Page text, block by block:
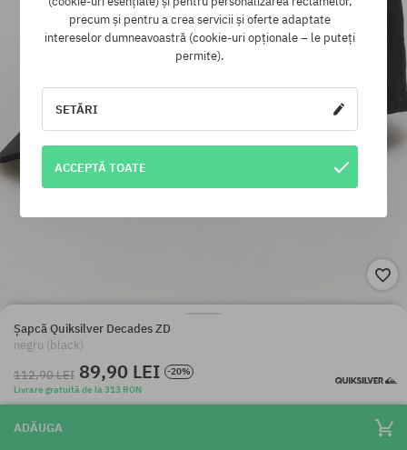
Șapcă Quiksilver Decades ZD
negru (black)
112,90 LEI 89,90 LEI
-20%
Livrare gratuită de la 313 RON
ADĂUGA
precum și pentru a crea servicii și oferte adaptate
intereselor dumneavoastră (cookie-uri opționale – le puteți
permite).
SETĂRI
ACCEPTĂ TOATE